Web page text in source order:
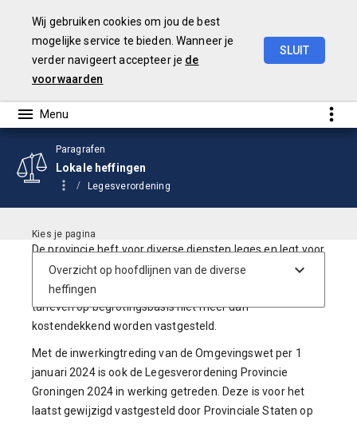
Wij gebruiken cookies om jou de best
mogelijke service te bieden. Wanneer je
verder navigeert accepteer je de
voorwaarden
SLUIT
Paragrafen
Lokale heffingen
Legesverordening
De provincie heft voor diverse diensten leges en legt voor
het gebruik van haar bezittingen precariobelasting op. Op
basis van artikel 225 van de Provinciewet mogen de
tarieven op begrotingsbasis niet meer dan
kostendekkend worden vastgesteld.
Met de inwerkingtreding van de Omgevingswet per 1
januari 2024 is ook de Legesverordening Provincie
Groningen 2024 in werking getreden. Deze is voor het
laatst gewijzigd vastgesteld door Provinciale Staten op